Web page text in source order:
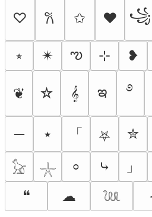
♡ 𐙚 ✩ ♥ ꧁
⭒ ✴︎ ఌ ⊹ ❥
❦ ☆ 𝄞 ఇ ࿔
─ ⭑ 「 ⛧ ✮
𓃠
𓇼 ⸰ ⤷ 」
❝
☁ 𓆙